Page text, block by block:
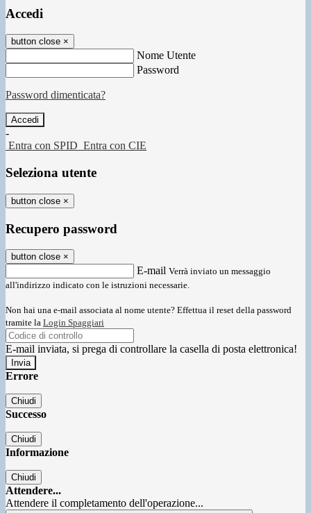
Accedi
button close ×
Nome Utente
Password
Password dimenticata?
-
Entra con SPID Entra con CIE
Seleziona utente
button close ×
Recupero password
button close ×
E-mail Verrà inviato un messaggio
all'indirizzo indicato con le istruzioni necessarie.
Non hai una e-mail associata al nome utente? Effettua il reset della password
tramite la Login Spaggiari
E-mail inviata, si prega di controllare la casella di posta elettronica!
Errore
Chiudi
Successo
Chiudi
Informazione
Chiudi
Attendere...
Attendere il completamento dell'operazione...